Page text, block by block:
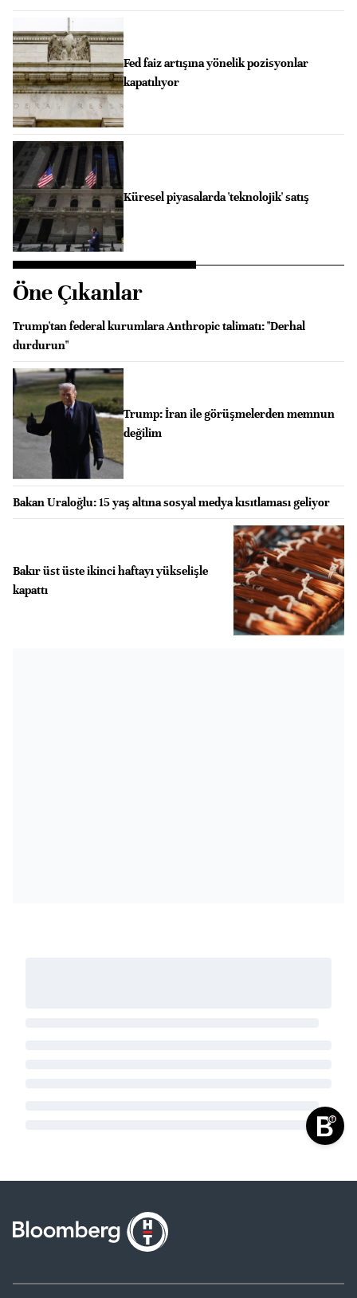
Fed faiz artışına yönelik pozisyonlar
kapatılıyor
Küresel piyasalarda 'teknolojik' satış
Öne Çıkanlar
Trump'tan federal kurumlara Anthropic talimatı: "Derhal
durdurun"
Trump: İran ile görüşmelerden memnun
değilim
Bakan Uraloğlu: 15 yaş altına sosyal medya kısıtlaması geliyor
Bakır üst üste ikinci haftayı yükselişle
kapattı